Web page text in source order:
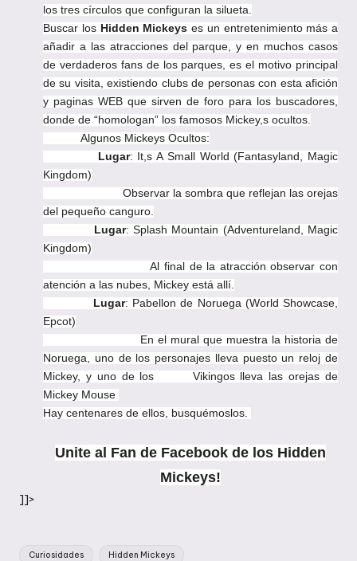
los tres círculos que configuran la silueta.
Buscar los Hidden Mickeys es un entretenimiento más a
añadir a las atracciones del parque, y en muchos casos
de verdaderos fans de los parques, es el motivo principal
de su visita, existiendo clubs de personas con esta afición
y paginas WEB que sirven de foro para los buscadores,
donde de “homologan” los famosos Mickey,s ocultos.
Algunos Mickeys Ocultos:
Lugar: It,s A Small World (Fantasyland, Magic
Kingdom)
Observar la sombra que reflejan las orejas
del pequeño canguro.
Lugar: Splash Mountain (Adventureland, Magic
Kingdom)
Al final de la atracción observar con
atención a las nubes, Mickey está allí.
Lugar: Pabellon de Noruega (World Showcase,
Epcot)
En el mural que muestra la historia de
Noruega, uno de los personajes lleva puesto un reloj de
Mickey, y uno de los Vikingos lleva las orejas de
Mickey Mouse
Hay centenares de ellos, busquémoslos.
Unite al Fan de Facebook de los Hidden
Mickeys!
]]>
Etiquetas:
Curiosidades Hidden Mickeys